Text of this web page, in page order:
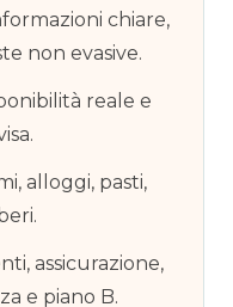
chiare,
non evasive.
reale e
alloggi, pasti,
assicurazione,
e piano B.